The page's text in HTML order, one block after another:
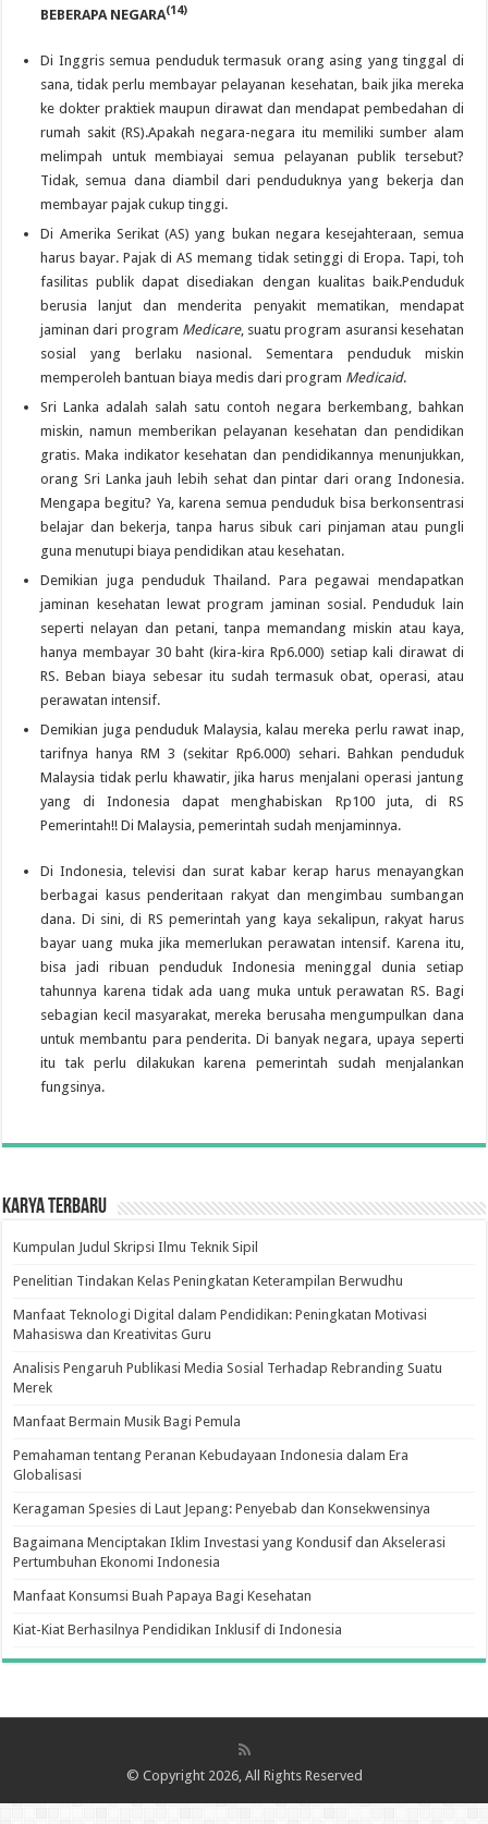
BEBERAPA NEGARA(14)
Di Inggris semua penduduk termasuk orang asing yang tinggal di
sana, tidak perlu membayar pelayanan kesehatan, baik jika mereka
ke dokter praktiek maupun dirawat dan mendapat pembedahan di
rumah sakit (RS).Apakah negara-negara itu memiliki sumber alam
melimpah untuk membiayai semua pelayanan publik tersebut?
Tidak, semua dana diambil dari penduduknya yang bekerja dan
membayar pajak cukup tinggi.
Di Amerika Serikat (AS) yang bukan negara kesejahteraan, semua
harus bayar. Pajak di AS memang tidak setinggi di Eropa. Tapi, toh
fasilitas publik dapat disediakan dengan kualitas baik.Penduduk
berusia lanjut dan menderita penyakit mematikan, mendapat
jaminan dari program Medicare, suatu program asuransi kesehatan
sosial yang berlaku nasional. Sementara penduduk miskin
memperoleh bantuan biaya medis dari program Medicaid.
Sri Lanka adalah salah satu contoh negara berkembang, bahkan
miskin, namun memberikan pelayanan kesehatan dan pendidikan
gratis. Maka indikator kesehatan dan pendidikannya menunjukkan,
orang Sri Lanka jauh lebih sehat dan pintar dari orang Indonesia.
Mengapa begitu? Ya, karena semua penduduk bisa berkonsentrasi
belajar dan bekerja, tanpa harus sibuk cari pinjaman atau pungli
guna menutupi biaya pendidikan atau kesehatan.
Demikian juga penduduk Thailand. Para pegawai mendapatkan
jaminan kesehatan lewat program jaminan sosial. Penduduk lain
seperti nelayan dan petani, tanpa memandang miskin atau kaya,
hanya membayar 30 baht (kira-kira Rp6.000) setiap kali dirawat di
RS. Beban biaya sebesar itu sudah termasuk obat, operasi, atau
perawatan intensif.
Demikian juga penduduk Malaysia, kalau mereka perlu rawat inap,
tarifnya hanya RM 3 (sekitar Rp6.000) sehari. Bahkan penduduk
Malaysia tidak perlu khawatir, jika harus menjalani operasi jantung
yang di Indonesia dapat menghabiskan Rp100 juta, di RS
Pemerintah!! Di Malaysia, pemerintah sudah menjaminnya.
Di Indonesia, televisi dan surat kabar kerap harus menayangkan
berbagai kasus penderitaan rakyat dan mengimbau sumbangan
dana. Di sini, di RS pemerintah yang kaya sekalipun, rakyat harus
bayar uang muka jika memerlukan perawatan intensif. Karena itu,
bisa jadi ribuan penduduk Indonesia meninggal dunia setiap
tahunnya karena tidak ada uang muka untuk perawatan RS. Bagi
sebagian kecil masyarakat, mereka berusaha mengumpulkan dana
untuk membantu para penderita. Di banyak negara, upaya seperti
itu tak perlu dilakukan karena pemerintah sudah menjalankan
fungsinya.
Karya Terbaru
Kumpulan Judul Skripsi Ilmu Teknik Sipil
Penelitian Tindakan Kelas Peningkatan Keterampilan Berwudhu
Manfaat Teknologi Digital dalam Pendidikan: Peningkatan Motivasi
Mahasiswa dan Kreativitas Guru
Analisis Pengaruh Publikasi Media Sosial Terhadap Rebranding Suatu
Merek
Manfaat Bermain Musik Bagi Pemula
Pemahaman tentang Peranan Kebudayaan Indonesia dalam Era
Globalisasi
Keragaman Spesies di Laut Jepang: Penyebab dan Konsekwensinya
Bagaimana Menciptakan Iklim Investasi yang Kondusif dan Akselerasi
Pertumbuhan Ekonomi Indonesia
Manfaat Konsumsi Buah Papaya Bagi Kesehatan
Kiat-Kiat Berhasilnya Pendidikan Inklusif di Indonesia
© Copyright 2026, All Rights Reserved